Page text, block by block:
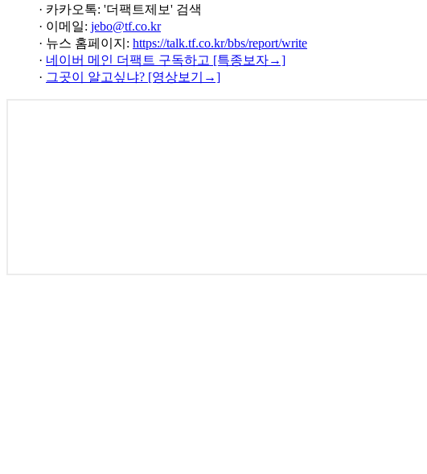
· 카카오톡: '더팩트제보' 검색
· 이메일: jebo@tf.co.kr
· 뉴스 홈페이지: https://talk.tf.co.kr/bbs/report/write
· 네이버 메인 더팩트 구독하고 [특종보자→]
· 그곳이 알고싶냐? [영상보기→]